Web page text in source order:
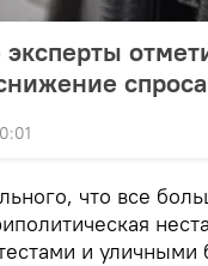
что все
и уличными